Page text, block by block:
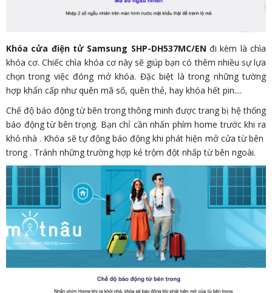
Khóa cửa điện tử Samsung SHP-DH537MC/EN đi kèm là chìa
khóa cơ. Chiếc chìa khóa cơ này sẽ giúp bạn có thêm nhiều sự lựa
chọn trong việc đóng mở khóa. Đặc biệt là trong những tường
hợp khẩn cấp như quên mã số, quên thẻ, hay khóa hết pin....
Chế độ báo động từ bên trong thông minh được trang bị hệ thống
báo động từ bên trọng. Bạn chỉ cần nhấn phím home trước khi ra
khỏ nhà . Khóa sẽ tự động báo động khi phát hiện mở cửa từ bên
trong . Tránh những trường hợp kẻ trộm đột nhấp từ bên ngoài.